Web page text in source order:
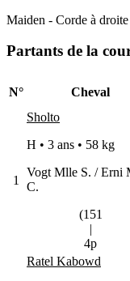
Maiden - Corde à
Partants de la
N° Cheval
1
Sholto
H • 3 ans • 58 kg
Vogt Mlle S. / Erni
C.
(151
|
4p
Ratel Kabowd